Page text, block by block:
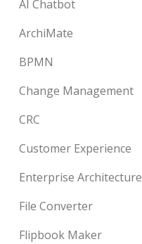
AI Chatbot
ArchiMate
BPMN
Change Management
CRC
Customer Experience
Enterprise Architecture
File Converter
Flipbook Maker